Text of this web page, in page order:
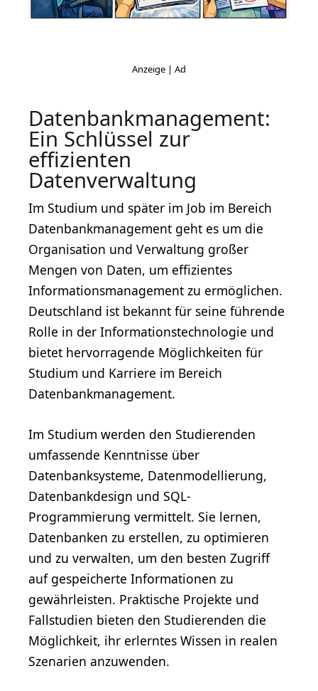
Datenbankmanagement:
Ein Schlüssel zur
effizienten
Datenverwaltung
Im Studium und später im Job im Bereich
Datenbankmanagement geht es um die
Organisation und Verwaltung großer
Mengen von Daten, um effizientes
Informationsmanagement zu ermöglichen.
Deutschland ist bekannt für seine führende
Rolle in der Informationstechnologie und
bietet hervorragende Möglichkeiten für
Studium und Karriere im Bereich
Datenbankmanagement.
Im Studium werden den Studierenden
umfassende Kenntnisse über
Datenbanksysteme, Datenmodellierung,
Datenbankdesign und SQL-
Programmierung vermittelt. Sie lernen,
Datenbanken zu erstellen, zu optimieren
und zu verwalten, um den besten Zugriff
auf gespeicherte Informationen zu
gewährleisten. Praktische Projekte und
Fallstudien bieten den Studierenden die
Möglichkeit, ihr erlerntes Wissen in realen
Szenarien anzuwenden.